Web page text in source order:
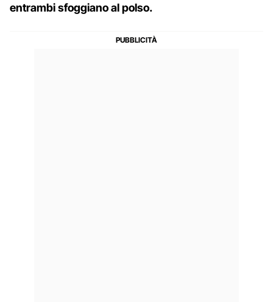
entrambi sfoggiano al polso.